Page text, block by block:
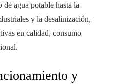
de agua potable hasta la
y la desalinización,
en calidad, consumo
y